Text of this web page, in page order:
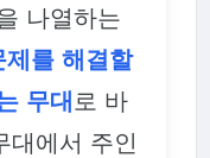
나열하는
를 해결할
무대 로 바
대에서 주인